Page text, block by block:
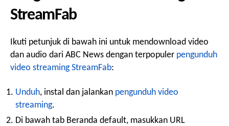
StreamFab
Ikuti petunjuk di bawah ini untuk mendownload video
dan audio dari ABC News dengan terpopuler pengunduh
video streaming StreamFab:
Unduh, instal dan jalankan pengunduh video
streaming.
Di bawah tab Beranda default, masukkan URL